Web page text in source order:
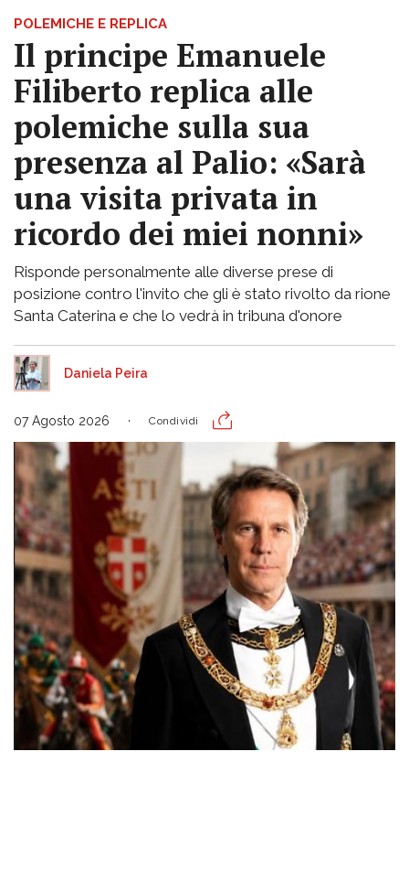
POLEMICHE E REPLICA
Il principe Emanuele
Filiberto replica alle
polemiche sulla sua
presenza al Palio: «Sarà
una visita privata in
ricordo dei miei nonni»
Risponde personalmente alle diverse prese di
posizione contro l'invito che gli è stato rivolto da rione
Santa Caterina e che lo vedrà in tribuna d'onore
Daniela Peira
07 Agosto 2026 Condividi